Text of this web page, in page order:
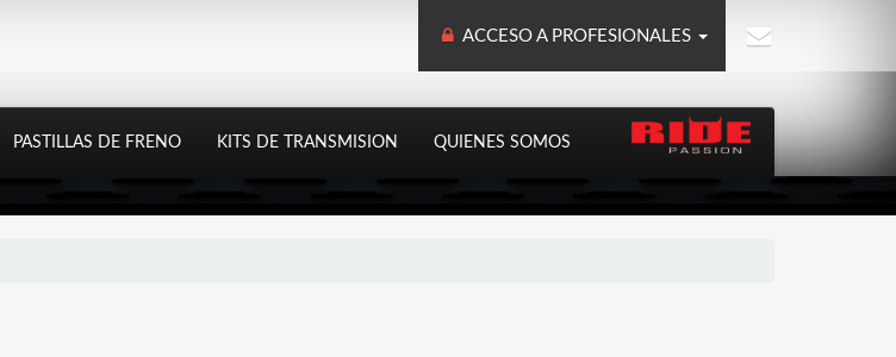
ACCESO A PROFESIONALES
PASTILLAS DE FRENO KITS DE TRANSMISION QUIENES SOMOS